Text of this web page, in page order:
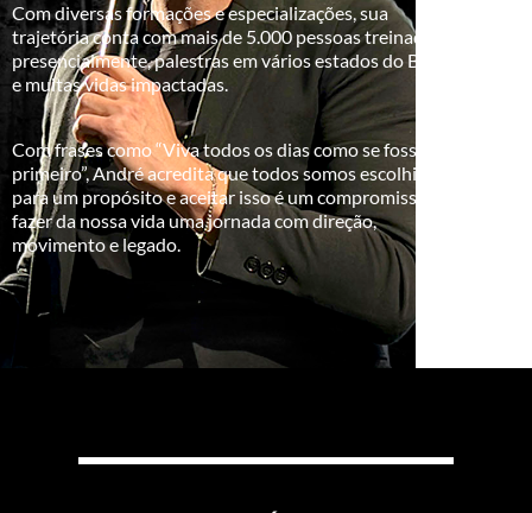
Com diversas formações e especializações, sua
trajetória conta com mais de 5.000 pessoas treinadas
presencialmente, palestras em vários estados do Brasil
e muitas vidas impactadas.
Com frases como “Viva todos os dias como se fosse o
primeiro”, André acredita que todos somos escolhidos
para um propósito e aceitar isso é um compromisso em
fazer da nossa vida uma jornada com direção,
movimento e legado.